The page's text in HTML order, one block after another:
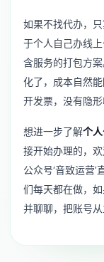
如果不找代办，
于个人自己办线
含服务的打包方
化了，成本自然
开发票，没有隐形
想进一步了解个
接开始办理的，
公众号‘音致运营
们每天都在做，
并聊聊，把账号